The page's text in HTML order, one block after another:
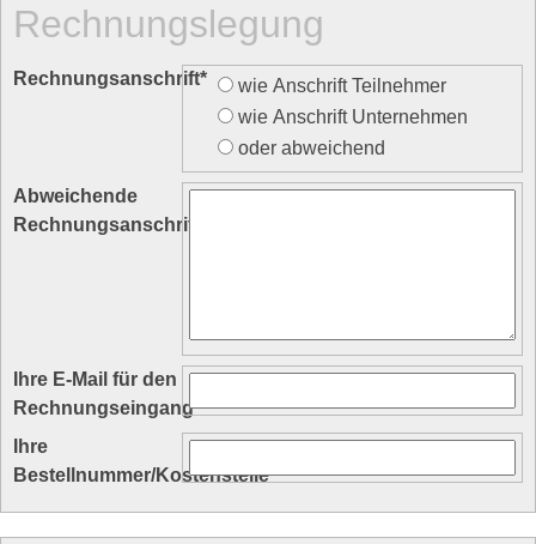
Rechnungslegung
Rechnungsanschrift*
wie Anschrift Teilnehmer
wie Anschrift Unternehmen
oder abweichend
Abweichende
Rechnungsanschrift
Ihre E-Mail für den
Rechnungseingang
Ihre
Bestellnummer/Kostenstelle